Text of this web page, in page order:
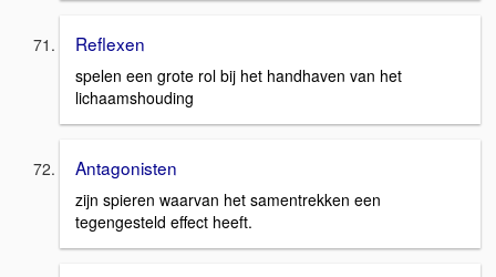
Reflexen
spelen een grote rol bij het handhaven van het
lichaamshouding
Antagonisten
zijn spieren waarvan het samentrekken een
tegengesteld effect heeft.